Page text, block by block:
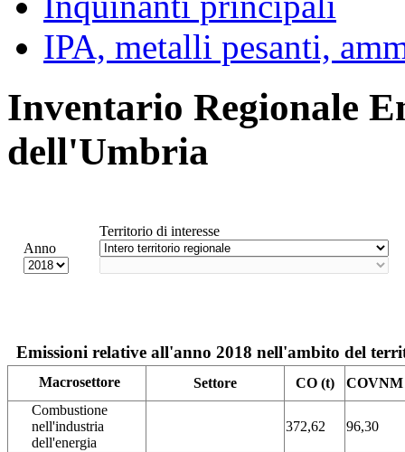
IPA, metalli pesanti,
Inventario Regionale
dell'Umbria
Anno
Territorio di interesse
Emissioni relative all'anno 2018 nell'ambito del
Macrosettore Settore CO (t)
COVNM
Combustione
nell'industria
dell'energia
372,62 96,30